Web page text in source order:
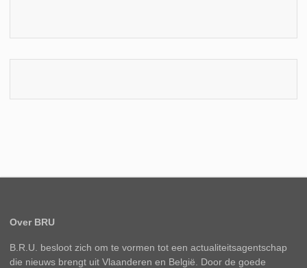
Over BRU
B.R.U. besloot zich om te vormen tot een actualiteitsagentschap
die nieuws brengt uit Vlaanderen en België. Door de goede